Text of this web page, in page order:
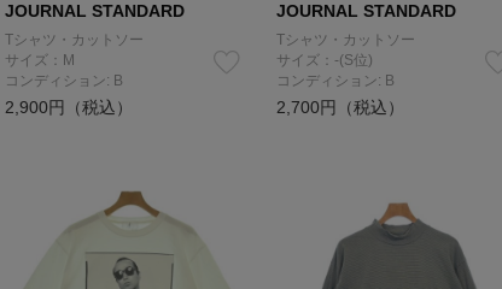
JOURNAL STANDARD
Tシャツ・カットソー
サイズ：M
コンディション: B
2,900円（税込）
JOURNAL STANDARD
Tシャツ・カットソー
サイズ：-(S位)
コンディション: B
2,700円（税込）